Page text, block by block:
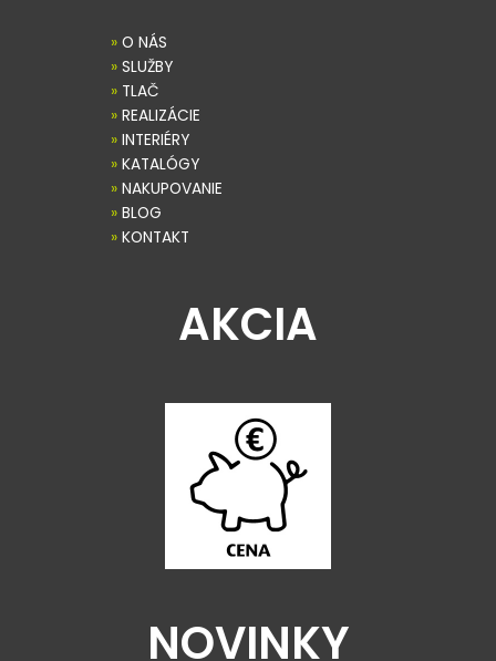
» O NÁS
» SLUŽBY
» TLAČ
» REALIZÁCIE
» INTERIÉRY
» KATALÓGY
» NAKUPOVANIE
» BLOG
» KONTAKT
AKCIA
NOVINKY